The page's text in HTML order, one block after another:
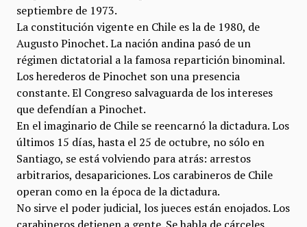
septiembre de 1973.
La constitución vigente en Chile es la de 1980, de
Augusto Pinochet. La nación andina pasó de un
régimen dictatorial a la famosa repartición binominal.
Los herederos de Pinochet son una presencia
constante. El Congreso salvaguarda de los intereses
que defendían a Pinochet.
En el imaginario de Chile se reencarnó la dictadura. Los
últimos 15 días, hasta el 25 de octubre, no sólo en
Santiago, se está volviendo para atrás: arrestos
arbitrarios, desapariciones. Los carabineros de Chile
operan como en la época de la dictadura.
No sirve el poder judicial, los jueces están enojados. Los
carabineros detienen a gente. Se habla de cárceles